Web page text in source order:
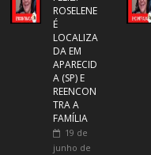
ROSELENE
É
LOCALIZA
DA EM
APARECID
A (SP) E
REENCON
TRA A
FAMÍLIA
19 de
junho de